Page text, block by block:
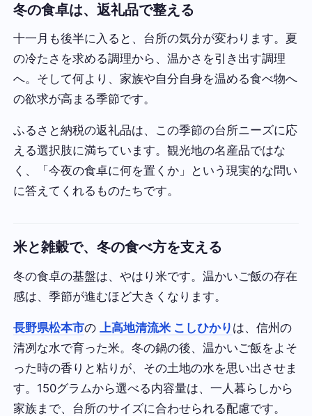
冬の食卓は、返礼品で整える
十一月も後半に入ると、台所の気分が変わります。夏
の冷たさを求める調理から、温かさを引き出す調理
へ。そして何より、家族や自分自身を温める食べ物へ
の欲求が高まる季節です。
ふるさと納税の返礼品は、この季節の台所ニーズに応
える選択肢に満ちています。観光地の名産品ではな
く、「今夜の食卓に何を置くか」という現実的な問い
に答えてくれるものたちです。
米と雑穀で、冬の食べ方を支える
冬の食卓の基盤は、やはり米です。温かいご飯の存在
感は、季節が進むほど大きくなります。
長野県松本市の 上高地清流米 こしひかり は、信州の
清冽な水で育った米。冬の鍋の後、温かいご飯をよそ
った時の香りと粘りが、その土地の水を思い出させま
す。150グラムから選べる内容量は、一人暮らしから
家族まで、台所のサイズに合わせられる配慮です。